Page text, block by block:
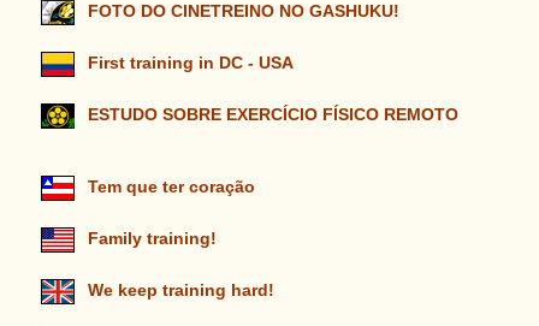
FOTO DO CINETREINO NO GASHUKU!
First training in DC - USA
ESTUDO SOBRE EXERCÍCIO FÍSICO REMOTO
Tem que ter coração
Family training!
We keep training hard!